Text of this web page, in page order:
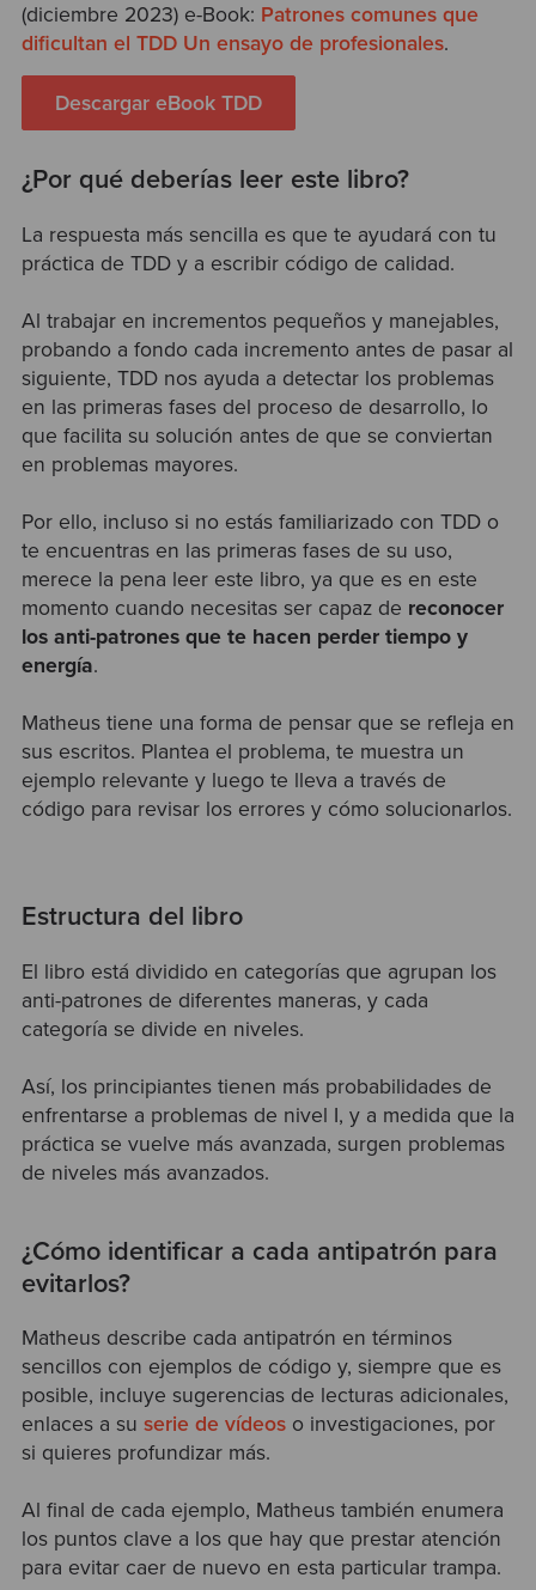
(diciembre 2023) e-Book: Patrones comunes que
dificultan el TDD Un ensayo de profesionales.
Descargar eBook TDD
¿Por qué deberías leer este libro?
La respuesta más sencilla es que te ayudará con tu
práctica de TDD y a escribir código de calidad.
Al trabajar en incrementos pequeños y manejables,
probando a fondo cada incremento antes de pasar al
siguiente, TDD nos ayuda a detectar los problemas
en las primeras fases del proceso de desarrollo, lo
que facilita su solución antes de que se conviertan
en problemas mayores.
Por ello, incluso si no estás familiarizado con TDD o
te encuentras en las primeras fases de su uso,
merece la pena leer este libro, ya que es en este
momento cuando necesitas ser capaz de reconocer
los anti-patrones que te hacen perder tiempo y
energía.
Matheus tiene una forma de pensar que se refleja en
sus escritos. Plantea el problema, te muestra un
ejemplo relevante y luego te lleva a través de
código para revisar los errores y cómo solucionarlos.
Estructura del libro
El libro está dividido en categorías que agrupan los
anti-patrones de diferentes maneras, y cada
categoría se divide en niveles.
Así, los principiantes tienen más probabilidades de
enfrentarse a problemas de nivel I, y a medida que la
práctica se vuelve más avanzada, surgen problemas
de niveles más avanzados.
¿Cómo identificar a cada antipatrón para
evitarlos?
Matheus describe cada antipatrón en términos
sencillos con ejemplos de código y, siempre que es
posible, incluye sugerencias de lecturas adicionales,
enlaces a su serie de vídeoso investigaciones, por
si quieres profundizar más.
Al final de cada ejemplo, Matheus también enumera
los puntos clave a los que hay que prestar atención
para evitar caer de nuevo en esta particular trampa.